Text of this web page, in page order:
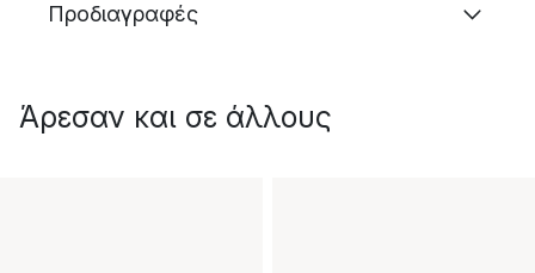
Προδιαγραφές
Άρεσαν και σε άλλους